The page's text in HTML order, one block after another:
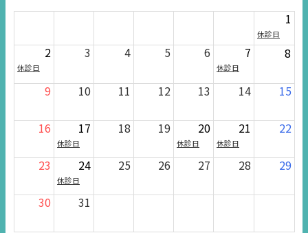
1
休診日
2
休診日
3 4 5 6 7
休診日
8
9 10 11 12 13 14 15
16 17
休診日
18 19 20
休診日
21
休診日
22
23 24
休診日
25 26 27 28 29
30 31